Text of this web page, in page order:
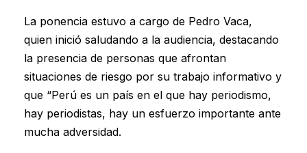
La ponencia estuvo a cargo de Pedro Vaca,
quien inició saludando a la audiencia, destacando
la presencia de personas que afrontan
situaciones de riesgo por su trabajo informativo y
que “Perú es un país en el que hay periodismo,
hay periodistas, hay un esfuerzo importante ante
mucha adversidad.